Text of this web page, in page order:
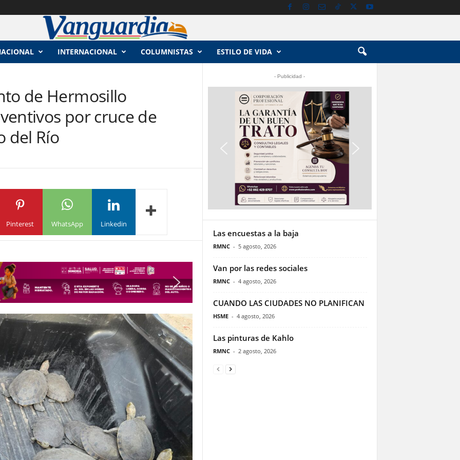
INTERNACIONAL COLUMNISTAS ESTILO DE VIDA
de Hermosillo
por cruce de
del Río
Pinterest WhatsApp Linkedin
- Publicidad -
Las encuestas a la baja
RMNC - 5 agosto, 2026
Van por las redes sociales
RMNC - 4 agosto, 2026
CUANDO LAS CIUDADES NO PLANIFICAN
HSME - 4 agosto, 2026
Las pinturas de Kahlo
RMNC - 2 agosto, 2026